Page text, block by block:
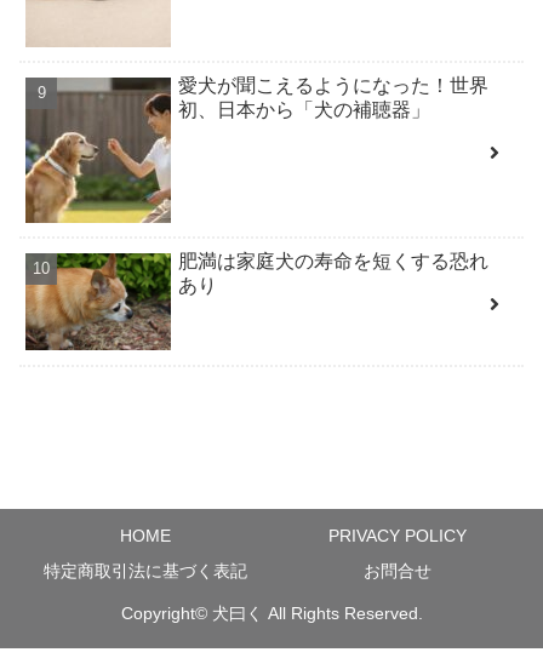
愛犬が聞こえるようになった！世界
初、日本から「犬の補聴器」
肥満は家庭犬の寿命を短くする恐れ
あり
HOME
PRIVACY POLICY
特定商取引法に基づく表記
お問合せ
Copyright© 犬曰く All Rights Reserved.